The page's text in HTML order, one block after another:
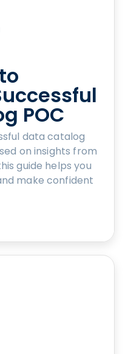
POC
data catalog
on insights from
guide helps you
make confident